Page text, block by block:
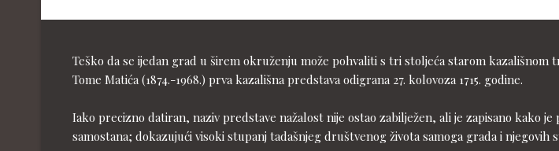
Teško da se ijedan grad u širem okruženju može pohvaliti s tri stoljeća starom kazališnom
Tome Matića (1874.-1968.) prva kazališna predstava odigrana 27. kolovoza 1715. godine.
Iako precizno datiran, naziv predstave nažalost nije ostao zabilježen, ali je zapisano kako
samostana; dokazujući visoki stupanj tadašnjeg društvenog života samoga grada i njegovih